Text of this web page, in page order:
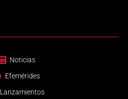
Noticias
Efemérides
Lanzamientos